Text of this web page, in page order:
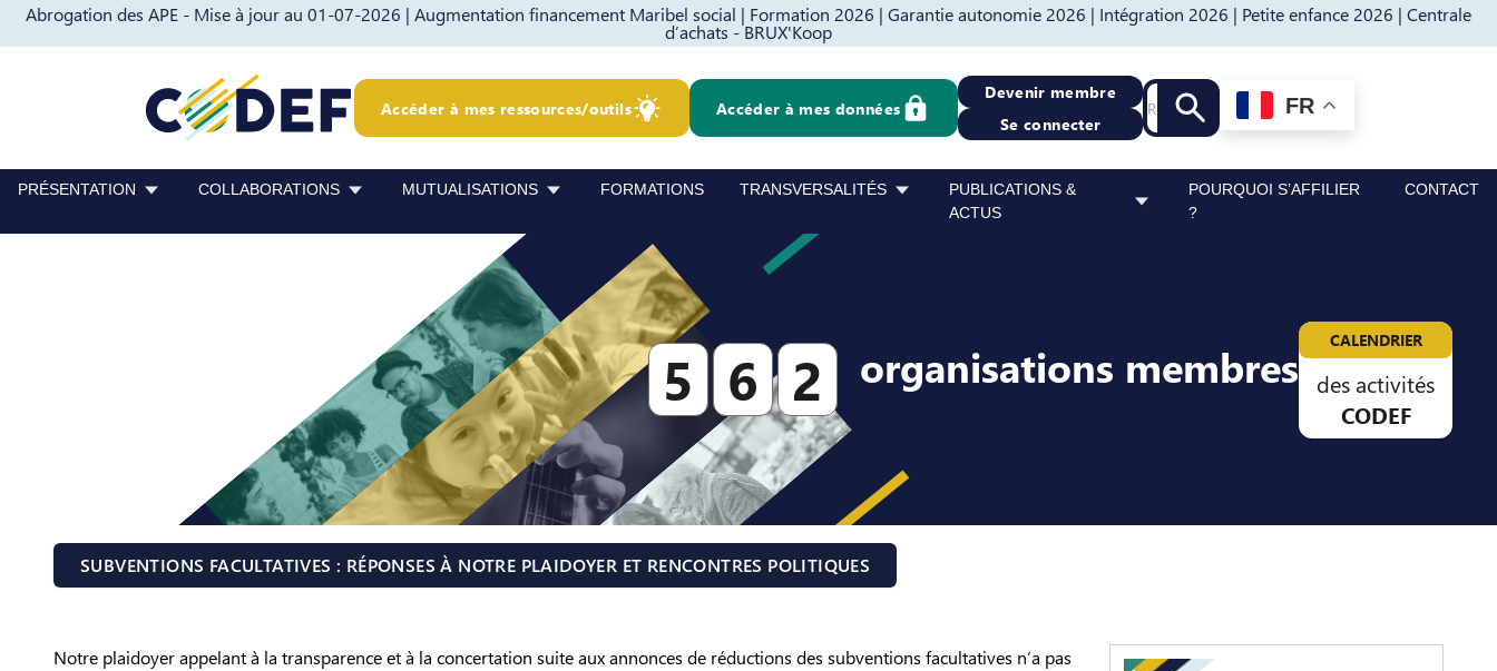
Abrogation des APE - Mise à jour au 01-07-2026 | Augmentation financement Maribel social | Formation 2026 | Garantie autonomie 2026 | Intégration 2026 | Petite enfance 2026 | Centrale
d’achats - BRUX'Koop
Passer au contenu Passer au pied de page
Accéder à mes ressources/outils Accéder à mes données
Devenir membre
Se connecter
Recherche
Lancer la recherche
FR
PRÉSENTATION COLLABORATIONS MUTUALISATIONS FORMATIONS TRANSVERSALITÉS
PUBLICATIONS &
ACTUS
POURQUOI S’AFFILIER
?
CONTACT
5 6 2 organisations membres CALENDRIER
des activités
CODEF
SUBVENTIONS FACULTATIVES : RÉPONSES À NOTRE PLAIDOYER ET RENCONTRES POLITIQUES
Notre plaidoyer appelant à la transparence et à la concertation suite aux annonces de réductions des subventions facultatives n’a pas